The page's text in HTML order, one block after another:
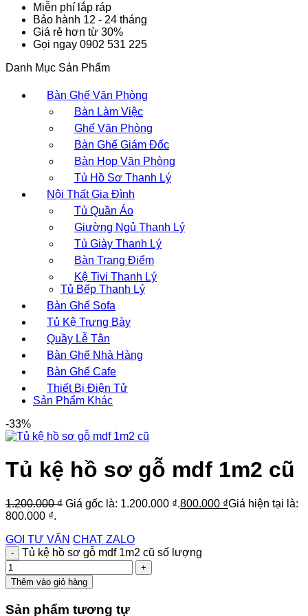
Miễn phí lắp ráp
Bảo hành 12 - 24 tháng
Giá rẻ hơn từ 30%
Gọi ngay 0902 531 225
Danh Mục Sản Phẩm
Bàn Ghế Văn Phòng
Bàn Làm Việc
Ghế Văn Phòng
Bàn Ghế Giám Đốc
Bàn Họp Văn Phòng
Tủ Hồ Sơ Thanh Lý
Nội Thất Gia Đình
Tủ Quần Áo
Giường Ngủ Thanh Lý
Tủ Giày Thanh Lý
Bàn Trang Điểm
Kệ Tivi Thanh Lý
Tủ Bếp Thanh Lý
Bàn Ghế Sofa
Tủ Kệ Trưng Bày
Quầy Lễ Tân
Bàn Ghế Nhà Hàng
Bàn Ghế Cafe
Thiết Bị Điện Tử
Sản Phẩm Khác
-33%
Tủ kệ hồ sơ gỗ mdf 1m2 cũ
1.200.000₫ Giá gốc là: 1.200.000 ₫.800.000 ₫Giá hiện tại là:
800.000 ₫.
GỌI TƯ VẤN CHAT ZALO
Tủ kệ hồ sơ gỗ mdf 1m2 cũ số lượng
Thêm vào giỏ hàng
Sản phẩm tương tự